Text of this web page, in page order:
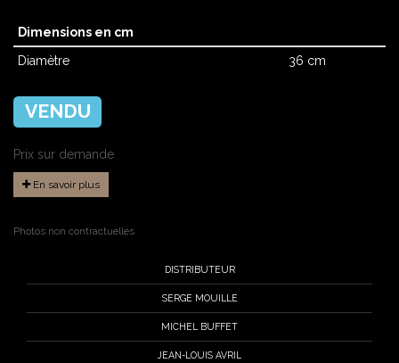
Dimensions en cm
Diamètre
36 cm
VENDU
Prix sur demande
En savoir plus
Photos non contractuelles
DISTRIBUTEUR
SERGE MOUILLE
MICHEL BUFFET
JEAN-LOUIS AVRIL